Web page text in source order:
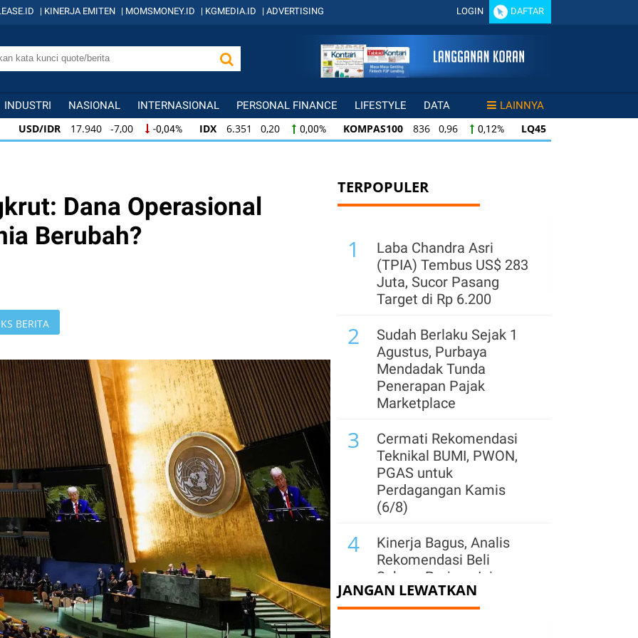
| KINERJA EMITEN | MOMSMONEY.ID | KGMEDIA.ID | ADVERTISING LOGIN DAFTAR
INDUSTRI NASIONAL INTERNASIONAL PERSONAL FINANCE LIFESTYLE DATA LAINNYA
USD/IDR 17.940 -7,00 -0,04% IDX 6.351 0,20 0,00% KOMPAS100 836 0,96 0,12% LQ45
USD/IDR 17.940 -7,00 -0,04% IDX 6.351 0,20 0,00% KOMPAS100 836 0,96 0,12% LQ45 634 -0,07
Dana Operasional
Berubah?
BERITA
TERPOPULER
1
Laba Chandra Asri
(TPIA) Tembus US$ 283
Juta, Sucor Pasang
Target di Rp 6.200
2
Sudah Berlaku Sejak 1
Agustus, Purbaya
Mendadak Tunda
Penerapan Pajak
Marketplace
3
Cermati Rekomendasi
Teknikal BUMI, PWON,
PGAS untuk
Perdagangan Kamis
(6/8)
4
Kinerja Bagus, Analis
Rekomendasi Beli
Saham Prajogo Ini
dengan Target Harga 3x
Lipat
JANGAN LEWATKAN